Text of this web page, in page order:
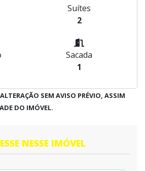
Suítes
2
Sacada
1
SEM AVISO PRÉVIO, ASSIM
DO IMÓVEL.
NESSE IMÓVEL